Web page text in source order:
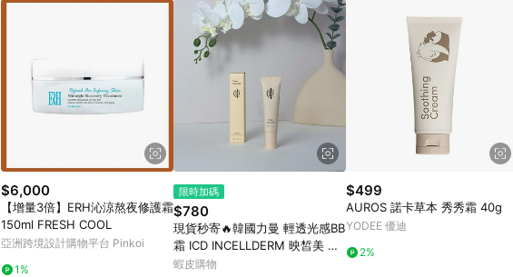
$6,000
【增量3倍】ERH沁涼熬夜修護霜
150ml FRESH COOL
亞洲跨境設計購物平台 Pinkoi
1%
限時加碼
$780
現貨秒寄🔥韓國力曼 輕透光感BB
霜 ICD INCELLDERM 映皙美 官
方公司貨✨Riman 力曼
蝦皮購物
$499
AUROS 諾卡草本 秀秀霜 40g
YODEE 優迪
2%